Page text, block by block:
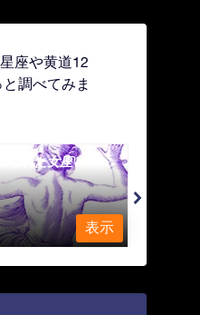
座や黄道12
調べてみま
られた女座
表示